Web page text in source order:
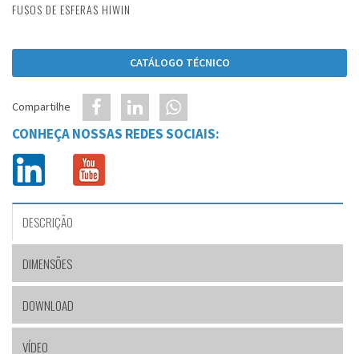
FUSOS DE ESFERAS HIWIN
CATÁLOGO TÉCNICO
Compartilhe
CONHEÇA NOSSAS REDES SOCIAIS:
DESCRIÇÃO
DIMENSÕES
DOWNLOAD
VÍDEO